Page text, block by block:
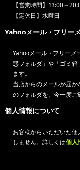
【営業時間】13:00～
【定休日】水曜日
Yahooメール・フリー
Yahooメール・フリーメ
惑フォルダ」や「ゴミ箱
ます。
当店からのメールが届か
のフォルダを、今一度ご
個人情報について
お客様からいただいた
しません。詳しくは個人